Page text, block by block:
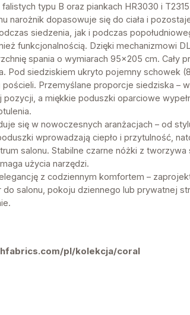
typu B oraz piankach HR3030 i
narożnik dopasowuje się do ciała i
siedzenia, jak i podczas
funkcjonalnością. Dzięki mechanizmowi
spania o wymiarach 95×205 cm. Cały
Pod siedziskiem ukryto pojemny schowek
Przemyślane proporcje siedziska –
a miękkie poduszki oparciowe
się w nowoczesnych aranżacjach – od
wprowadzają ciepło i przytulność,
salonu. Stabilne czarne nóżki z
użycia narzędzi.
z codziennym komfortem –
salonu, pokoju dziennego lub prywatnej
pl/kolekcja/coral